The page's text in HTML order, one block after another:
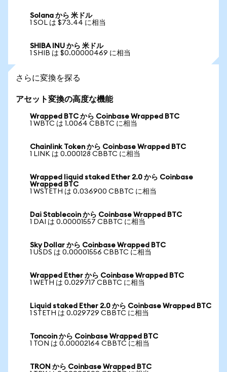
Solana から 米ドル
1 SOL は $73.44 に相当
SHIBA INU から 米ドル
1 SHIB は $0.00000469 に相当
さらに変換を探る
アセット変換の高度な機能
Wrapped BTC から Coinbase Wrapped BTC
1 WBTC は 1.0064 CBBTC に相当
Chainlink Token から Coinbase Wrapped BTC
1 LINK は 0.000128 CBBTC に相当
Wrapped liquid staked Ether 2.0 から Coinbase
Wrapped BTC
1 WSTETH は 0.036900 CBBTC に相当
Dai Stablecoin から Coinbase Wrapped BTC
1 DAI は 0.00001557 CBBTC に相当
Sky Dollar から Coinbase Wrapped BTC
1 USDS は 0.00001556 CBBTC に相当
Wrapped Ether から Coinbase Wrapped BTC
1 WETH は 0.029717 CBBTC に相当
Liquid staked Ether 2.0 から Coinbase Wrapped BTC
1 STETH は 0.029729 CBBTC に相当
Toncoin から Coinbase Wrapped BTC
1 TON は 0.00002164 CBBTC に相当
TRON から Coinbase Wrapped BTC